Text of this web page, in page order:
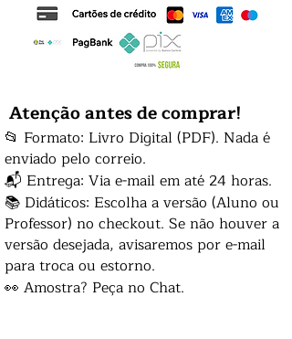
Atenção antes de comprar!
📂 Formato: Livro Digital (PDF). Nada é
enviado pelo correio.
📬 Entrega: Via e-mail em até 24 horas.
📚 Didáticos: Escolha a versão (Aluno ou
Professor) no checkout. Se não houver a
versão desejada, avisaremos por e-mail
para troca ou estorno.
👀 Amostra? Peça no Chat.